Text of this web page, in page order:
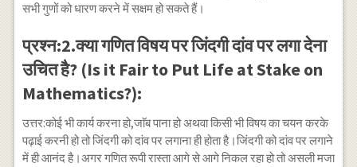
सभी गुणों को धारण करने में सक्षम हो सकते हैं।
प्रश्न:2.क्या गणित विषय पर जिंदगी दांव पर लगा देना
उचित है? (Is it Fair to Put Life at Stake on
Mathematics?):
उत्तर:कोई भी कार्य करना हो,जाॅब पाना हो अथवा किसी भी विषय का चयन करके
पढ़ाई करनी हो तो जिंदगी को दांव पर लगाना ही होता है।जिंदगी को दांव पर लगाने
में ही आनंद है।अगर गणित रूपी रास्ता आगे से आगे निकल रहा हो तो असली मजा